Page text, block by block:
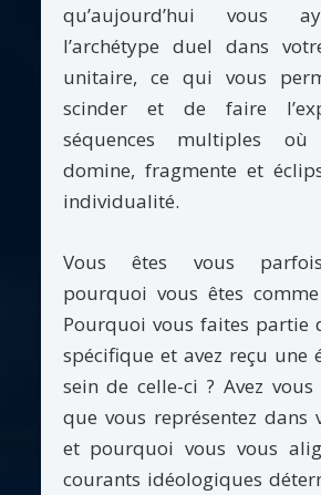
qu’aujourd’hui vous
l’archétype duel dans
unitaire, ce qui vous
scinder et de faire
séquences multiples
domine, fragmente et
individualité.
Vous êtes vous
pourquoi vous êtes
Pourquoi vous faites partie
spécifique et avez reçu une
sein de celle-ci ? Avez
que vous représentez dans
et pourquoi vous vous
courants idéologiques